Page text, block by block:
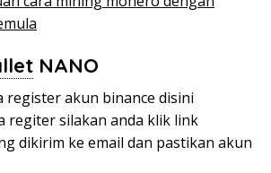
NANO
register akun binance disini
regiter silakan anda klik link
dikirim ke email dan pastikan akun